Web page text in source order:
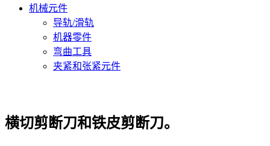
机械元件
导轨/滑轨
机器零件
弯曲工具
夹紧和张紧元件
横切剪断刀和铁皮剪断刀。